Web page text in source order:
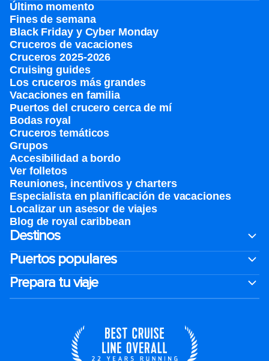
Último momento
Fines de semana
Black Friday y Cyber Monday
Cruceros de vacaciones
Cruceros 2025-2026
Cruising guides
Los cruceros más grandes
Vacaciones en familia
Puertos del crucero cerca de mí
Bodas royal
Cruceros temáticos
Grupos
Accesibilidad a bordo
Ver folletos
Reuniones, incentivos y charters​
Especialista en planificación de vacaciones
Localizar un asesor de viajes
Blog de royal caribbean
Destinos
Puertos populares
Prepara tu viaje